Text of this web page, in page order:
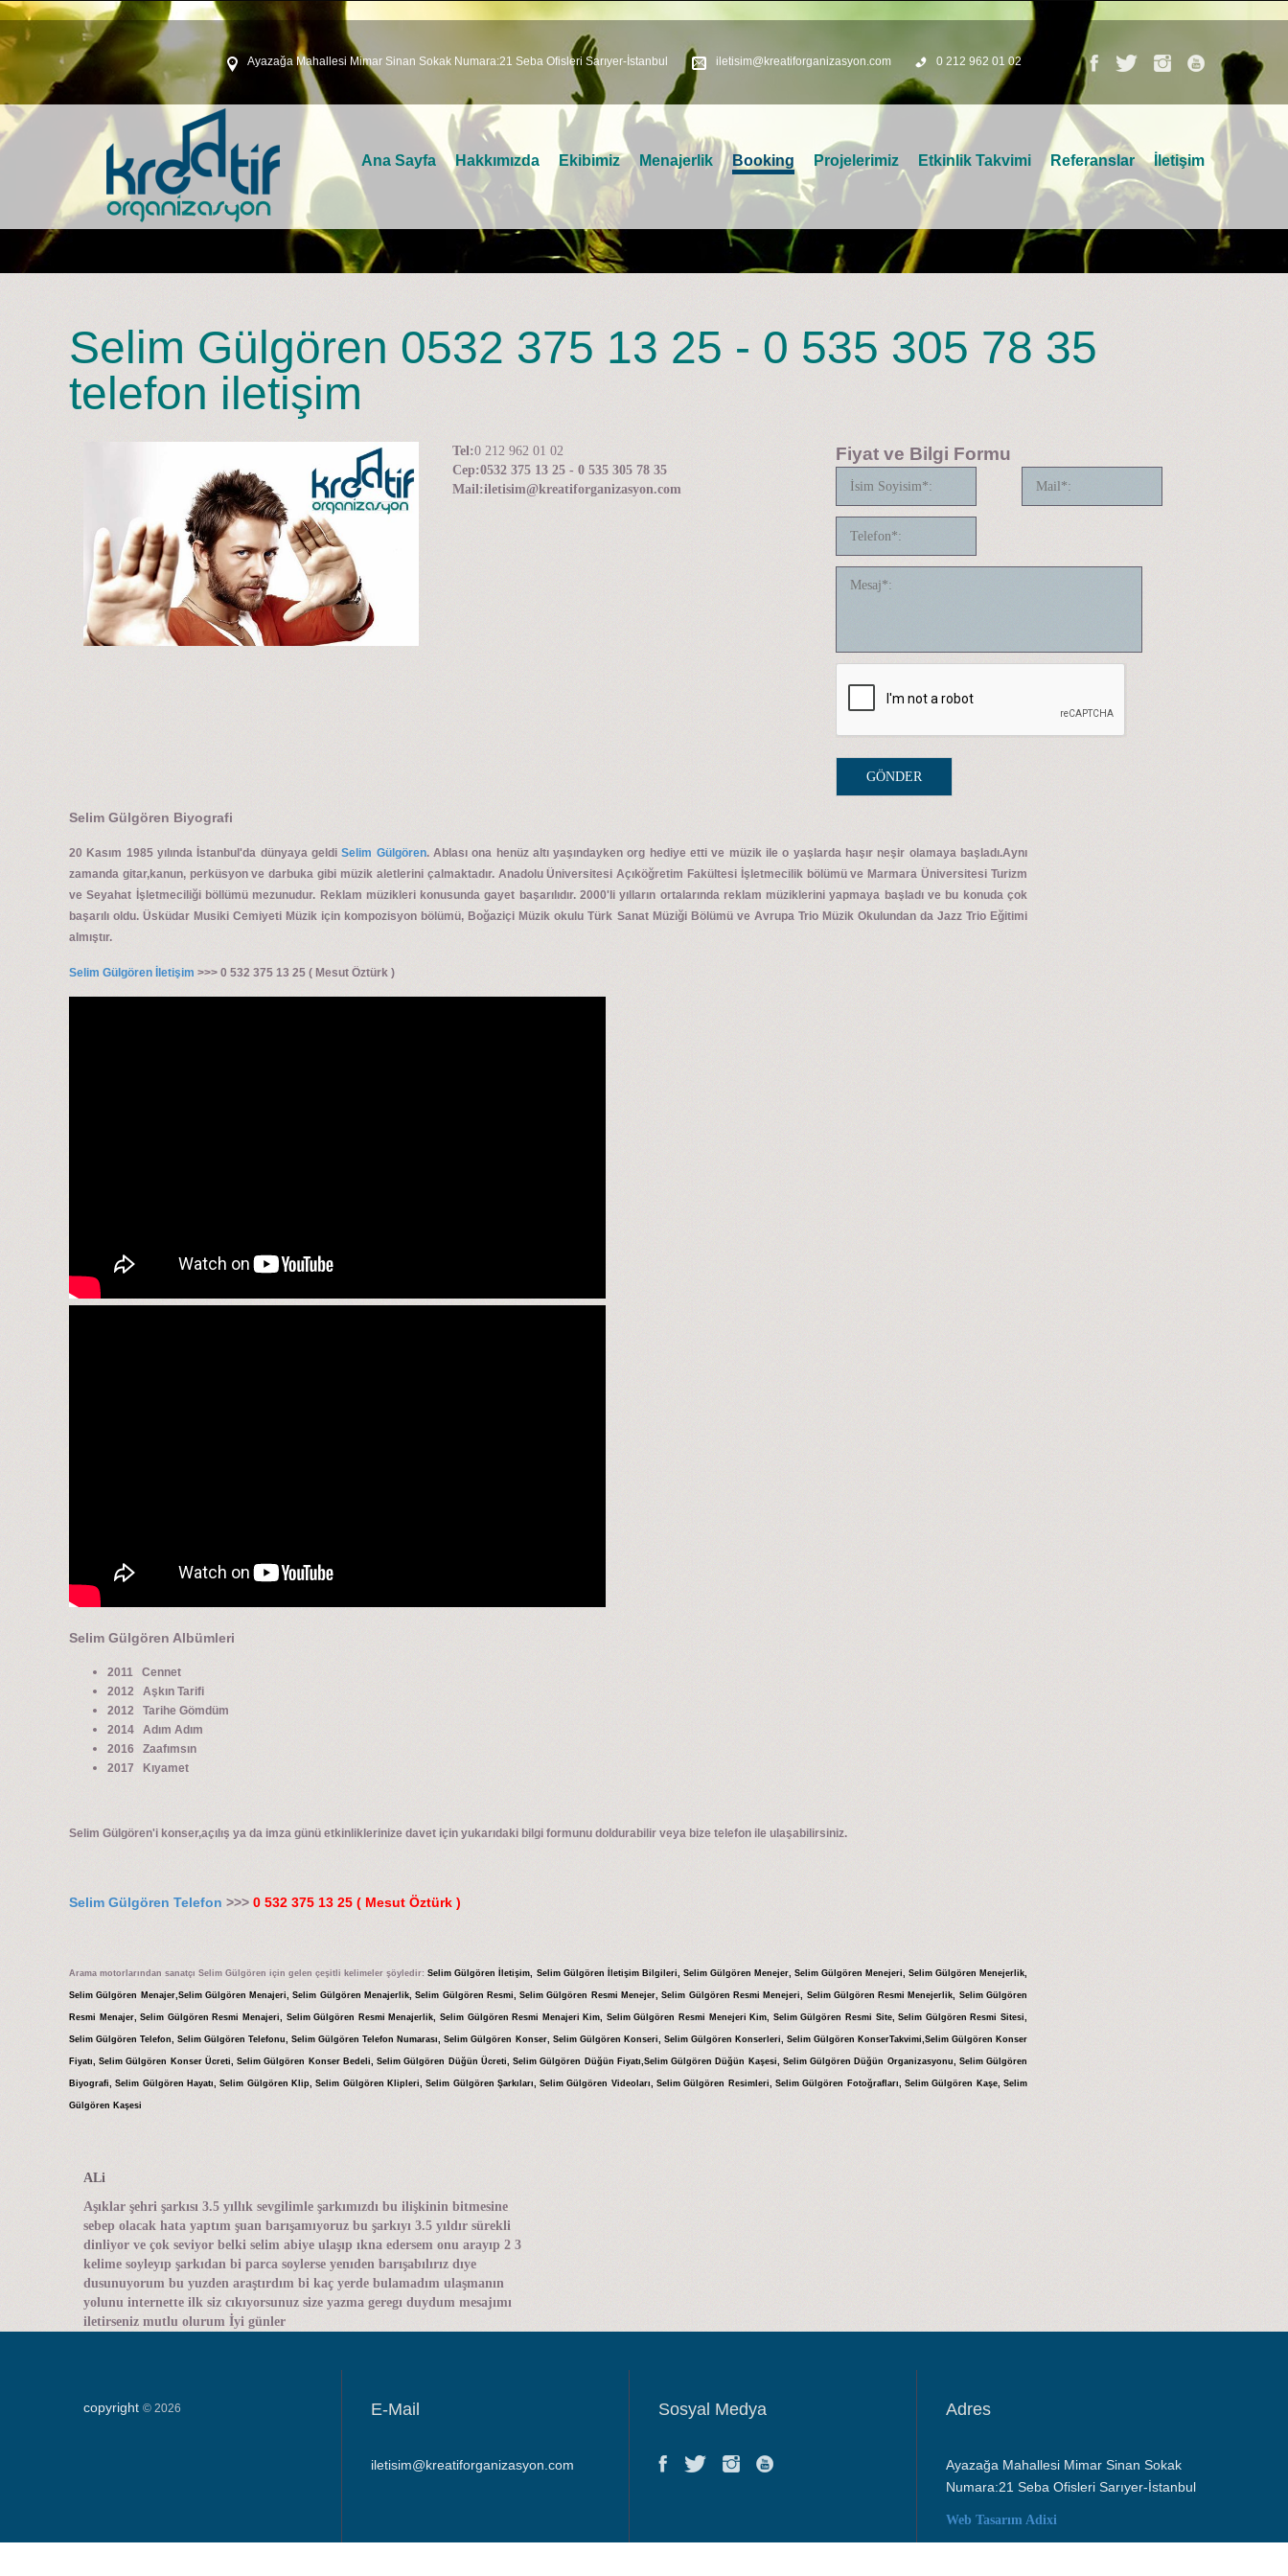
Ayazağa Mahallesi Mimar Sinan Sokak Numara:21 Seba Ofisleri Sarıyer-İstanbul iletisim@kreatiforganizasyon.com 0 212 962 01 02
Ana Sayfa Hakkımızda Ekibimiz Menajerlik Booking Projelerimiz Etkinlik Takvimi Referanslar İletişim
Selim Gülgören 0532 375 13 25 - 0 535 305 78 35
telefon iletişim
Tel:0 212 962 01 02
Cep:0532 375 13 25 - 0 535 305 78 35
Mail:iletisim@kreatiforganizasyon.com
Fiyat ve Bilgi Formu
Selim Gülgören Biyografi
20 Kasım 1985 yılında İstanbul'da dünyaya geldiSelim Gülgören. Ablası ona henüz altı yaşındayken org hediye etti ve müzik ile o yaşlarda haşır neşir olamaya başladı.Aynı
zamanda gitar,kanun, perküsyon ve darbuka gibi müzik aletlerini çalmaktadır. Anadolu Üniversitesi Açıköğretim Fakültesi İşletmecilik bölümü ve Marmara Üniversitesi Turizm
ve Seyahat İşletmeciliği böllümü mezunudur. Reklam müzikleri konusunda gayet başarılıdır. 2000'li yılların ortalarında reklam müziklerini yapmaya başladı ve bu konuda çok
başarılı oldu. Üsküdar Musiki Cemiyeti Müzik için kompozisyon bölümü, Boğaziçi Müzik okulu Türk Sanat Müziği Bölümü ve Avrupa Trio Müzik Okulundan da Jazz Trio Eğitimi
almıştır.
Selim Gülgören İletişim >>> 0 532 375 13 25 ( Mesut Öztürk )
Selim Gülgören Albümleri
2011 Cennet
2012 Aşkın Tarifi
2012 Tarihe Gömdüm
2014 Adım Adım
2016 Zaafımsın
2017 Kıyamet
Selim Gülgören'i konser,açılış ya da imza günü etkinliklerinize davet için yukarıdaki bilgi formunu doldurabilir veya bize telefon ile ulaşabilirsiniz.
Selim Gülgören Telefon >>> 0 532 375 13 25 ( Mesut Öztürk )
Arama motorlarından sanatçı Selim Gülgören için gelen çeşitli kelimeler şöyledir:Selim Gülgören İletişim, Selim Gülgören İletişim Bilgileri, Selim Gülgören Menejer, Selim Gülgören Menejeri, Selim Gülgören Menejerlik,
Selim Gülgören Menajer,Selim Gülgören Menajeri, Selim Gülgören Menajerlik, Selim Gülgören Resmi, Selim Gülgören Resmi Menejer, Selim Gülgören Resmi Menejeri, Selim Gülgören Resmi Menejerlik, Selim Gülgören
Resmi Menajer, Selim Gülgören Resmi Menajeri, Selim Gülgören Resmi Menajerlik, Selim Gülgören Resmi Menajeri Kim, Selim Gülgören Resmi Menejeri Kim, Selim Gülgören Resmi Site, Selim Gülgören Resmi Sitesi,
Selim Gülgören Telefon, Selim Gülgören Telefonu, Selim Gülgören Telefon Numarası, Selim Gülgören Konser, Selim Gülgören Konseri, Selim Gülgören Konserleri, Selim Gülgören KonserTakvimi,Selim Gülgören Konser
Fiyatı, Selim Gülgören Konser Ücreti, Selim Gülgören Konser Bedeli, Selim Gülgören Düğün Ücreti, Selim Gülgören Düğün Fiyatı,Selim Gülgören Düğün Kaşesi, Selim Gülgören Düğün Organizasyonu, Selim Gülgören
Biyografi, Selim Gülgören Hayatı, Selim Gülgören Klip, Selim Gülgören Klipleri, Selim Gülgören Şarkıları, Selim Gülgören Videoları, Selim Gülgören Resimleri, Selim Gülgören Fotoğrafları, Selim Gülgören Kaşe, Selim
Gülgören Kaşesi
ALi
Aşıklar şehri şarkısı 3.5 yıllık sevgilimle şarkımızdı bu ilişkinin bitmesine
sebep olacak hata yaptım şuan barışamıyoruz bu şarkıyı 3.5 yıldır sürekli
dinliyor ve çok seviyor belki selim abiye ulaşıp ıkna edersem onu arayıp 2 3
kelime soyleyıp şarkıdan bi parca soylerse yenıden barışabılırız dıye
dusunuyorum bu yuzden araştırdım bi kaç yerde bulamadım ulaşmanın
yolunu internette ilk siz cıkıyorsunuz size yazma geregı duydum mesajımı
iletirseniz mutlu olurum İyi günler
copyright © 2026 E-Mail
iletisim@kreatiforganizasyon.com
Sosyal Medya Adres
Ayazağa Mahallesi Mimar Sinan Sokak
Numara:21 Seba Ofisleri Sarıyer-İstanbul
Web Tasarım Adixi